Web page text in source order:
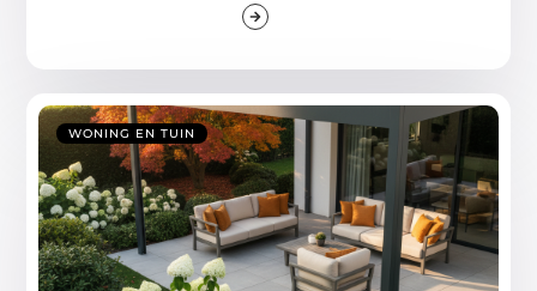
WONING EN TUIN